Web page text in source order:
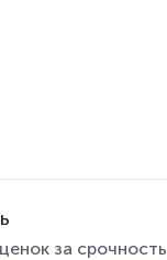
за срочность